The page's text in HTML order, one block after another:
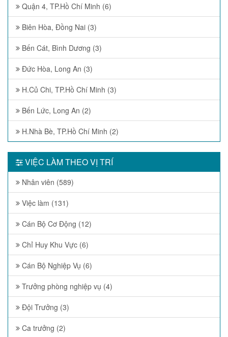
Quận 4, TP.Hồ Chí Minh (6)
Biên Hòa, Đồng Nai (3)
Bến Cát, Bình Dương (3)
Đức Hòa, Long An (3)
H.Củ Chi, TP.Hồ Chí Minh (3)
Bến Lức, Long An (2)
H.Nhà Bè, TP.Hồ Chí Minh (2)
VIỆC LÀM THEO VỊ TRÍ
Nhân viên (589)
Việc làm (131)
Cán Bộ Cơ Động (12)
Chỉ Huy Khu Vực (6)
Cán Bộ Nghiệp Vụ (6)
Trưởng phòng nghiệp vụ (4)
Đội Trưởng (3)
Ca trưởng (2)